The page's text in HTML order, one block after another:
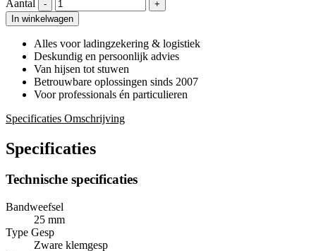
Aantal -
+
In winkelwagen
Alles voor ladingzekering & logistiek
Deskundig en persoonlijk advies
Van hijsen tot stuwen
Betrouwbare oplossingen sinds 2007
Voor professionals én particulieren
Specificaties Omschrijving
Specificaties
Technische specificaties
Bandweefsel
25 mm
Type Gesp
Zware klemgesp